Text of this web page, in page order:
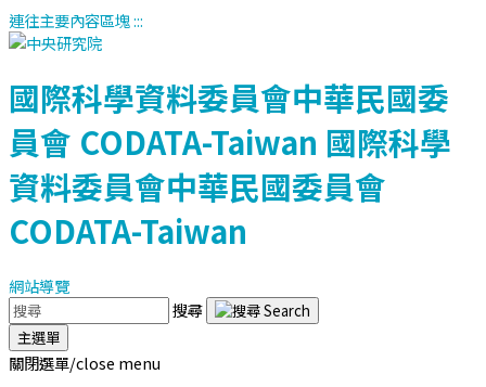
連往主要內容區塊:::
國際科學資料委員會中華民國委
員會 CODATA-Taiwan 國際科學
資料委員會中華民國委員會
CODATA-Taiwan
網站導覽
搜尋
主選單
關閉選單/close menu